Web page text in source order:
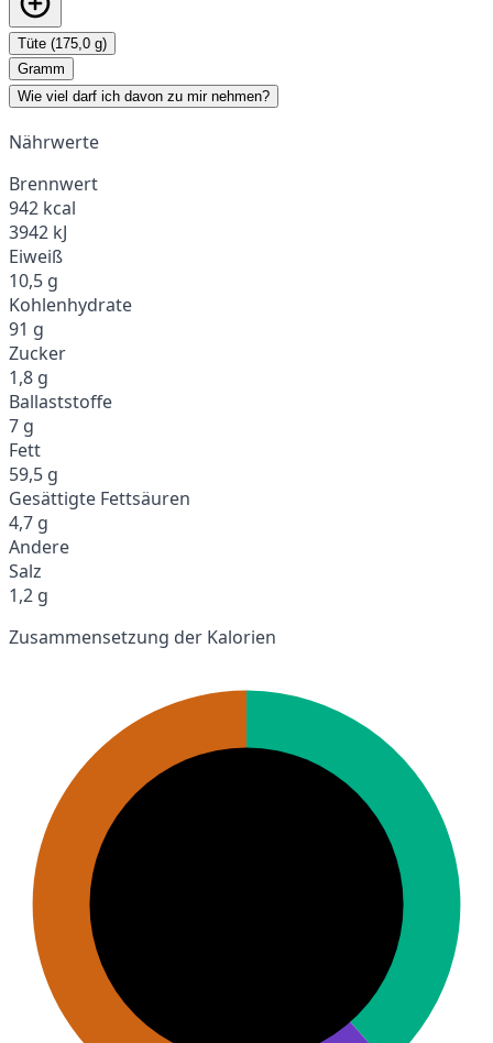
Tüte (175,0 g)
Gramm
Wie viel darf ich davon zu mir nehmen?
Nährwerte
Brennwert
942 kcal
3942 kJ
Eiweiß
10,5 g
Kohlenhydrate
91 g
Zucker
1,8 g
Ballaststoffe
7 g
Fett
59,5 g
Gesättigte Fettsäuren
4,7 g
Andere
Salz
1,2 g
Zusammensetzung der Kalorien